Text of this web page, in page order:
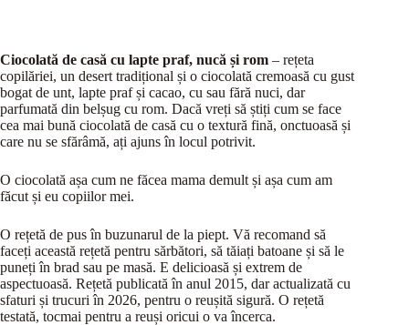
Ciocolată de casă cu lapte praf, nucă și rom – rețeta
copilăriei, un desert tradițional și o ciocolată cremoasă cu gust
bogat de unt, lapte praf și cacao, cu sau fără nuci, dar
parfumată din belșug cu rom. Dacă vreți să știți cum se face
cea mai bună ciocolată de casă cu o textură fină, onctuoasă și
care nu se sfărâmă, ați ajuns în locul potrivit.
O ciocolată așa cum ne făcea mama demult și așa cum am
făcut și eu copiilor mei.
O rețetă de pus în buzunarul de la piept. Vă recomand să
faceți această rețetă pentru sărbători, să tăiați batoane și să le
puneți în brad sau pe masă. E delicioasă și extrem de
aspectuoasă. Rețetă publicată în anul 2015, dar actualizată cu
sfaturi și trucuri în 2026, pentru o reușită sigură. O rețetă
testată, tocmai pentru a reuși oricui o va încerca.